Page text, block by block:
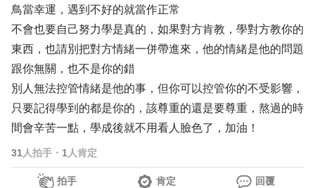
鳥當幸運，遇到不好的就當作正常
不會也要自己努力學是真的，如果對方肯教，學對方教你的
東西，也請別把對方情緒一併帶進來，他的情緒是他的問題
跟你無關，也不是你的錯
別人無法控管情緒是他的事，但你可以控管你的不受影響，
只要記得學到的都是你的，該尊重的還是要尊重，熬過的時
間會辛苦一點，學成後就不用看人臉色了，加油！
31 人拍手 ・ 1 人肯定
拍手 肯定 回覆